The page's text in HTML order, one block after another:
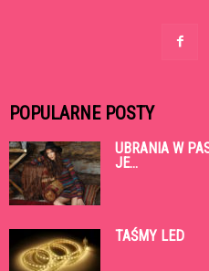
POPULARNE POSTY
UBRANIA W
JE...
TAŚMY LED